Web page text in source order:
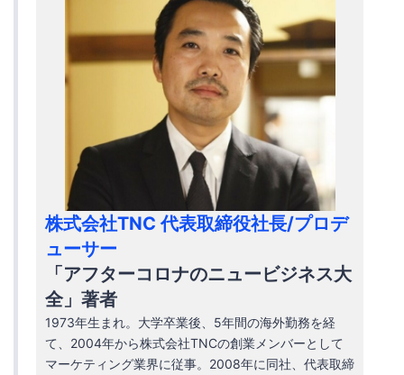
株式会社TNC 代表取締役社長/プロデ
ューサー
「アフターコロナのニュービジネス大
全」著者
1973年生まれ。大学卒業後、5年間の海外勤務を経
て、2004年から株式会社TNCの創業メンバーとして
マーケティング業界に従事。2008年に同社、代表取締